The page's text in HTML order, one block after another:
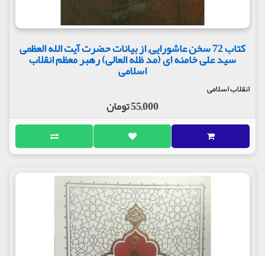
کتاب 72 سخن عاشورایی, از بیانات حضرت آیت الله العظمی
سید علی خامنه ای (مد ظله العالی) رهبر معظم انقلاب
اسلامی
انقلاب اسلامی
55,000 تومان